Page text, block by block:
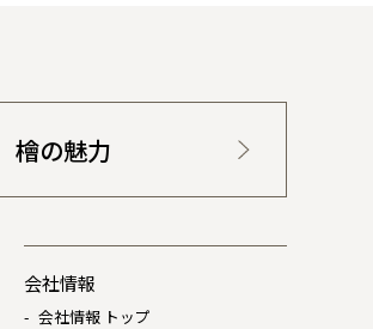
檜の魅力
会社情報
会社情報 トップ